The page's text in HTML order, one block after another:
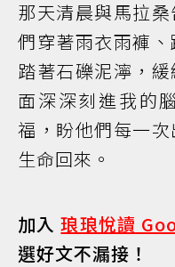
那天清晨與馬拉
們穿著雨衣雨褲
踏著石礫泥濘，
面深深刻進我的
福，盼他們每一
生命回來。
加入琅琅悅讀
選好文不漏接！